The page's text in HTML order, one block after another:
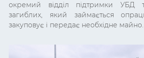
окремий відділ підтримки УБД
загиблих, який займається
закуповує і передає необхідне майно.